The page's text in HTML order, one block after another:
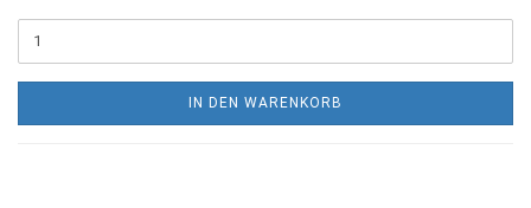
IN DEN WARENKORB